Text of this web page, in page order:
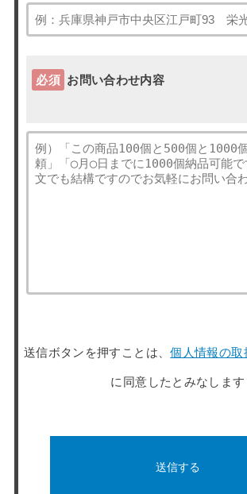
必須 お問い合わせ内容
送信ボタンを押すことは、個人情報の取
に同意したとみなします